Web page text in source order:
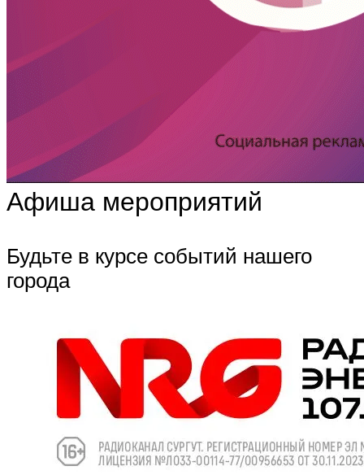
Афиша мероприятий
Будьте в курсе событий нашего
города